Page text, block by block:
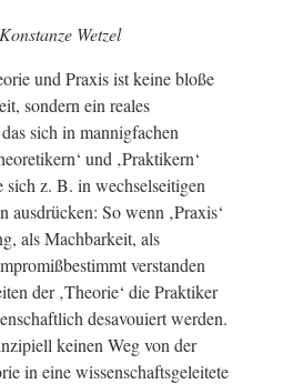
Wetzel
und Praxis ist keine bloße
sondern ein reales
sich in mannigfachen
und ‚Praktikern‘
sich z. B. in wechselseitigen
ausdrücken: So wenn ‚Praxis‘
als Machbarkeit, als
verstanden
der ‚Theorie‘ die Praktiker
desavouiert werden.
keinen Weg von der
in eine wissenschaftsgeleitete